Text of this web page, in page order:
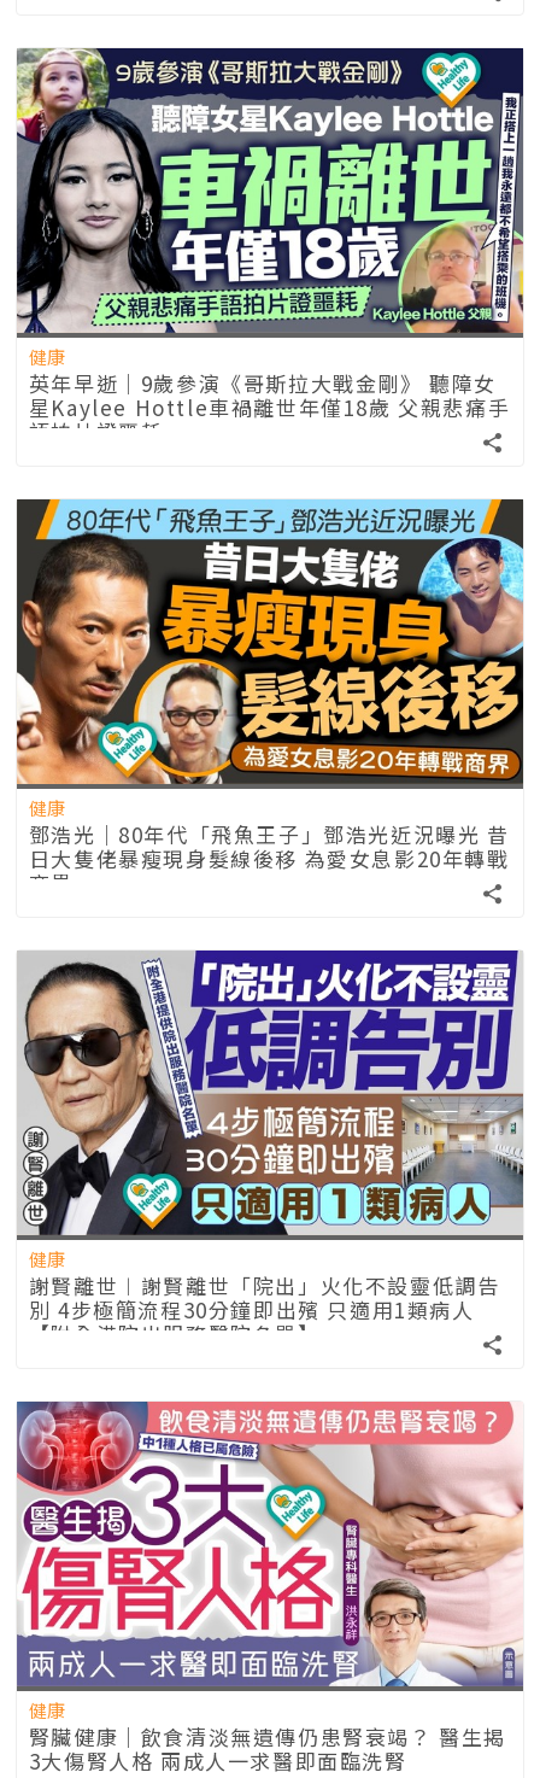
健康
英年早逝｜9歲參演《哥斯拉大戰金剛》 聽障女
星Kaylee Hottle車禍離世年僅18歲 父親悲痛手
語拍片證噩耗
健康
鄧浩光｜80年代「飛魚王子」鄧浩光近況曝光 昔
日大隻佬暴瘦現身髮線後移 為愛女息影20年轉戰
商界
健康
謝賢離世︱謝賢離世「院出」火化不設靈低調告
別 4步極簡流程30分鐘即出殯 只適用1類病人
【附全港院出服務醫院名單】
健康
腎臟健康｜飲食清淡無遺傳仍患腎衰竭？ 醫生揭
3大傷腎人格 兩成人一求醫即面臨洗腎